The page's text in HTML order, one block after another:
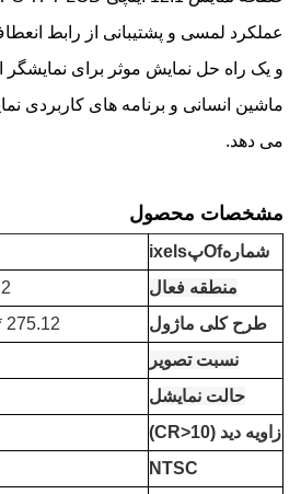
عملکرد لمسی و پشتیبانی از رابط
و یک راه حل نمایش موثر برای نمایشگر
ماشین انسانی و برنامه های کاربردی
می دهد.
مشخصات محصول
شماره Of پixels
منطقه فعال
طرح کلی ماژول
275.12 * 179.2 * 6.76 میلی متر
نسبت تصویر
حالت نمایشل
زاویه دید (CR>10)
NTSC